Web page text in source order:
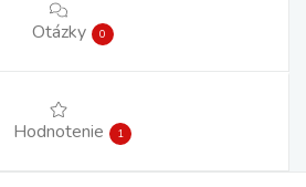
Otázky 0
Hodnotenie 1